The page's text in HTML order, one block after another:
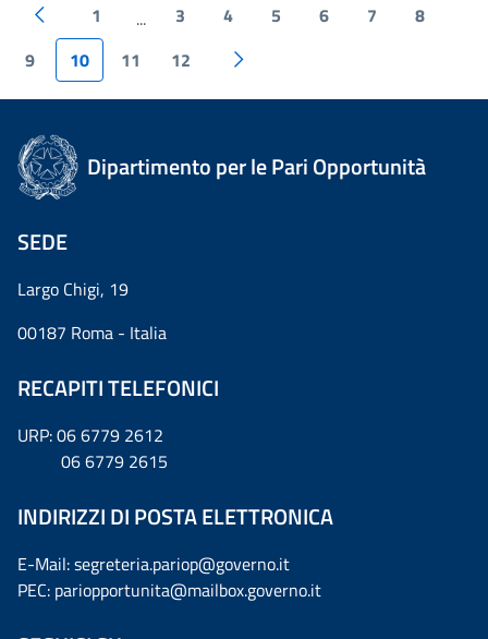
1 ... 3 4 5 6 7
8
9
10 11 12
Dipartimento per le Pari Opportunità
SEDE
Largo Chigi, 19
00187 Roma - Italia
RECAPITI TELEFONICI
URP: 06 6779 2612
06 6779 2615
INDIRIZZI DI POSTA ELETTRONICA
E-Mail: segreteria.pariop@governo.it
PEC: pariopportunita@mailbox.governo.it